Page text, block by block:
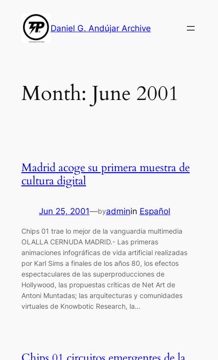
content
Daniel G. Andújar Archive
Month: June 2001
Madrid acoge su primera muestra de
cultura digital
Jun 25, 2001—byadminin Español
Chips 01 trae lo mejor de la vanguardia multimedia
OLALLA CERNUDA MADRID.- Las primeras
animaciones infográficas de vida artificial realizadas
por Karl Sims a finales de los años 80, los efectos
espectaculares de las superproducciones de
Hollywood, las propuestas críticas de Net Art de
Antoni Muntadas; las arquitecturas y comunidades
virtuales de Knowbotic Research, la…